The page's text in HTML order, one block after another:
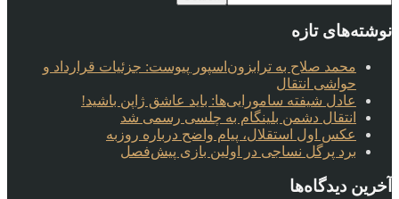
نوشته‌های تازه
محمد صلاح به ترابزون‌اسپور پیوست: جزئیات قرارداد و
حواشی انتقال
عادل شیفته سامورایی‌ها: باید عاشق ژاپن باشید!
انتقال دشمن بلینگام به چلسی رسمی شد
عکس اول استقلال، پیام واضح درباره روزبه
برد پرگل نساجی در اولین بازی پیش‌فصل
آخرین دیدگاه‌ها